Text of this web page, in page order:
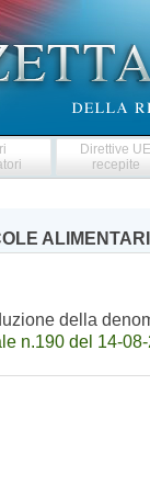
Direttive
recepite
della
n.190 del 14-